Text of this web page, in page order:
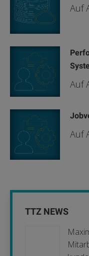
Auf
Auf
Auf
TTZ NEWS